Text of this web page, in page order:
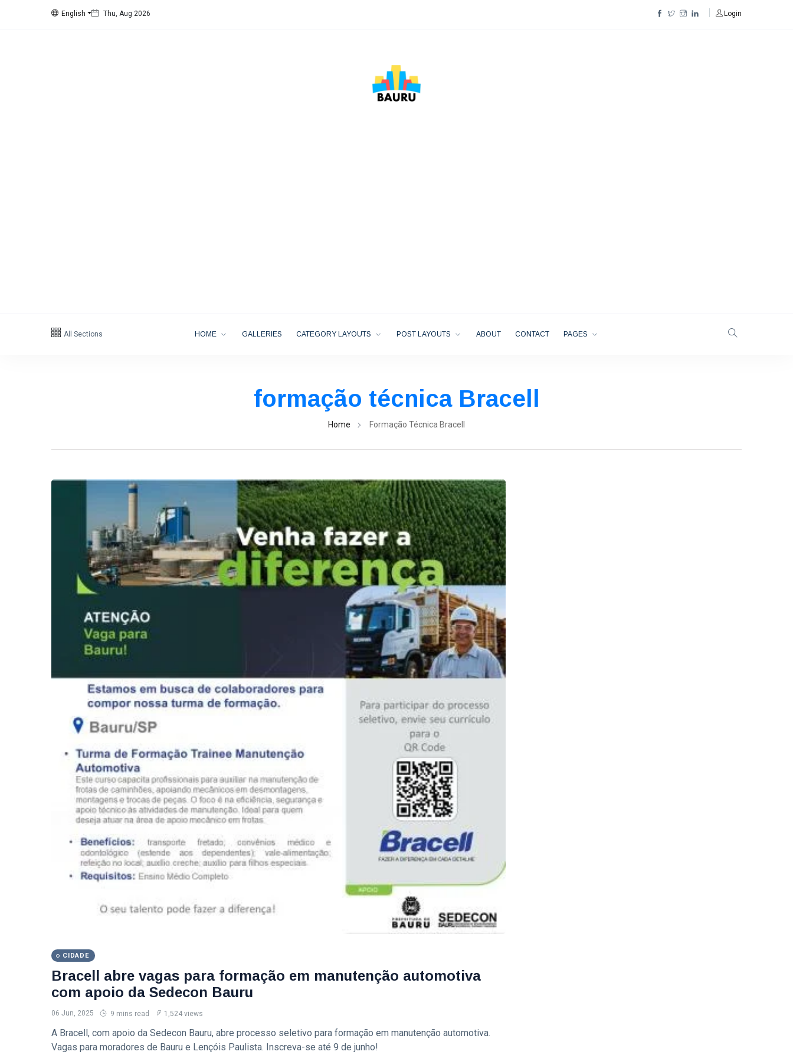
English Thu, Aug 2026 Login
All Sections HOME GALLERIES CATEGORY LAYOUTS POST LAYOUTS ABOUT CONTACT PAGES
formação técnica Bracell
Home Formação Técnica Bracell
CIDADE
Bracell abre vagas para formação em manutenção automotiva
com apoio da Sedecon Bauru
06 Jun, 2025 9 mins read 1,524 views
A Bracell, com apoio da Sedecon Bauru, abre processo seletivo para formação em manutenção automotiva.
Vagas para moradores de Bauru e Lençóis Paulista. Inscreva-se até 9 de junho!